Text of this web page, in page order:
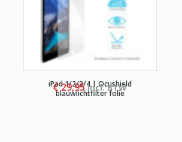
iPad 1/2/3/4 | Ocushield
blauwlichtfilter folie
€29,95 incl. BTW